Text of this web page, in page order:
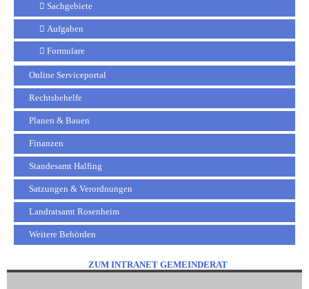
Sachgebiete
Aufgaben
Formulare
Online Serviceportal
Rechtsbehelfe
Planen & Bauen
Finanzen
Standesamt Halfing
Satzungen & Verordnungen
Landratsamt Rosenheim
Weitere Behörden
ZUM INTRANET GEMEINDERAT